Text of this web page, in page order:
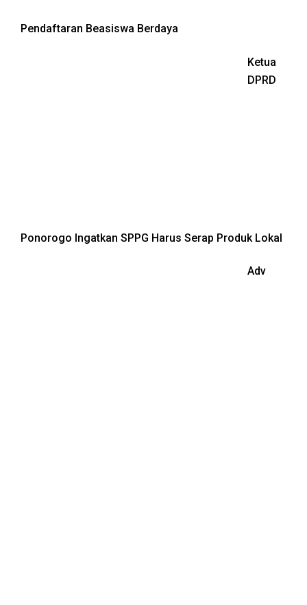
Pendaftaran Beasiswa Berdaya
Ketua
DPRD
Ponorogo Ingatkan SPPG Harus Serap Produk Lokal
Adv